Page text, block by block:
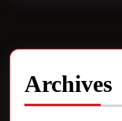
Archives